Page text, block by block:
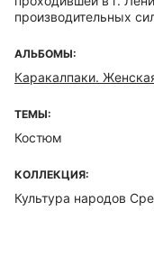
производительных
АЛЬБОМЫ:
Каракалпаки.
ТЕМЫ:
Костюм
КОЛЛЕКЦИЯ:
Культура народов